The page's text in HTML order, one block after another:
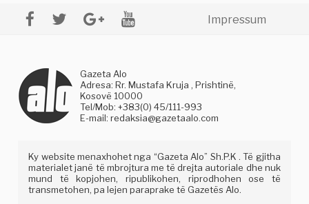
Impressum
Gazeta Alo
Adresa: Rr. Mustafa Kruja , Prishtinë,
Kosovë 10000
Tel/Mob: +383(0) 45/111-993
E-mail:redaksia@gazetaalo.com
Ky website menaxhohet nga “Gazeta Alo” Sh.P.K . Të gjitha
materialet janë të mbrojtura me të drejta autoriale dhe nuk
mund të kopjohen, ripublikohen, riprodhohen ose të
transmetohen, pa lejen paraprake të Gazetës Alo.